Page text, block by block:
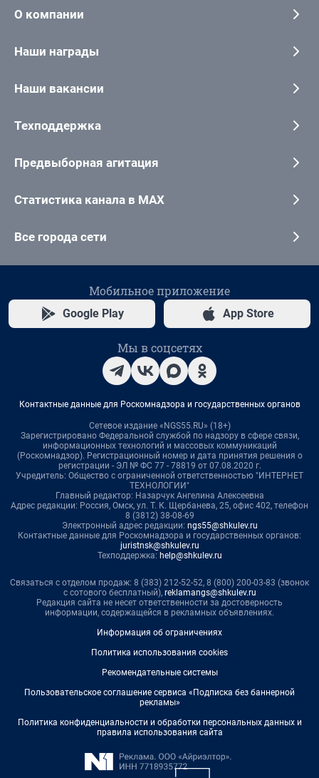
О компании
Наши награды
Наши вакансии
Техподдержка
Предвыборная агитация
Статистика канала в MAX
Все города сети
Мобильное приложение
Google Play App Store
Мы в соцсетях
Контактные данные для Роскомнадзора и государственных органов
Сетевое издание «NGS55.RU» (18+)
Зарегистрировано Федеральной службой по надзору в сфере связи,
информационных технологий и массовых коммуникаций
(Роскомнадзор). Регистрационный номер и дата принятия решения о
регистрации - ЭЛ № ФС 77 - 78819 от 07.08.2020 г.
Учредитель: Общество с ограниченной ответственностью "ИНТЕРНЕТ
ТЕХНОЛОГИИ"
Главный редактор: Назарчук Ангелина Алексеевна
Адрес редакции: Россия, Омск, ул. Т. К. Щербанева, 25, офис 402, телефон
8 (3812) 38-08-69
Электронный адрес редакции: ngs55@shkulev.ru
Контактные данные для Роскомнадзора и государственных органов:
juristnsk@shkulev.ru
Техподдержка: help@shkulev.ru
Связаться с отделом продаж: 8 (383) 212-52-52, 8 (800) 200-03-83 (звонок
с сотового бесплатный), reklamangs@shkulev.ru
Редакция сайта не несет ответственности за достоверность
информации, содержащейся в рекламных объявлениях.
Информация об ограничениях
Политика использования cookies
Рекомендательные системы
Пользовательское соглашение сервиса «Подписка без баннерной
рекламы»
Политика конфиденциальности и обработки персональных данных и
правила использования сайта